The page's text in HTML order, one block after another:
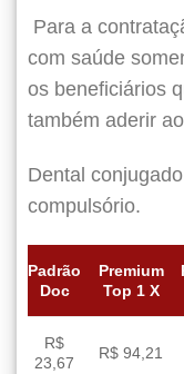
Para a
com saúde
os beneficiários
também aderir
Dental
compulsório.
Padrão
Doc
Premium
Top 1 X
R$
23,67
R$ 94,21